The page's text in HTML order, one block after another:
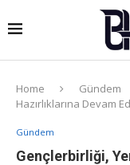
Home Gündem
Hazırlıklarına Devam
Gündem
Gençlerbirliği,